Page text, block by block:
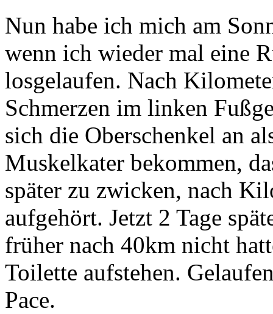
Nun habe ich mich am
wenn ich wieder mal eine
losgelaufen. Nach
Schmerzen im linken
sich die Oberschenkel an
Muskelkater bekommen,
später zu zwicken, nach
aufgehört. Jetzt 2 Tage
früher nach 40km nicht
Toilette aufstehen.
Pace.